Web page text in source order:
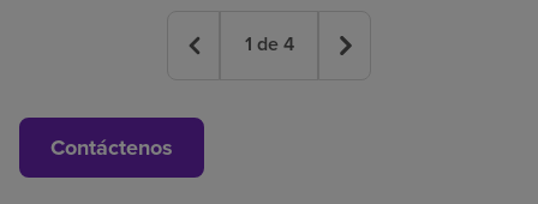
1 de 4
Contáctenos